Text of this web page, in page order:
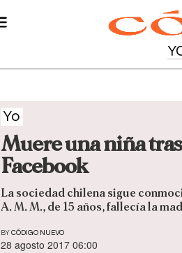
Yo
Muere una niña
Facebook
La sociedad chilena sigue
A. M. M., de 15 años, fallecía la
BY CÓDIGO NUEVO
28 agosto 2017 06:00